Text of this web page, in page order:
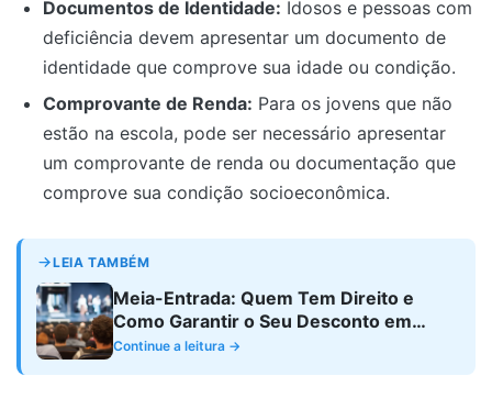
Documentos de Identidade: Idosos e pessoas com
deficiência devem apresentar um documento de
identidade que comprove sua idade ou condição.
Comprovante de Renda: Para os jovens que não
estão na escola, pode ser necessário apresentar
um comprovante de renda ou documentação que
comprove sua condição socioeconômica.
LEIA TAMBÉM
Meia-Entrada: Quem Tem Direito e
Como Garantir o Seu Desconto em
Eventos Culturais
Continue a leitura →